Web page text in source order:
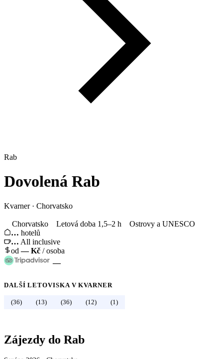
Rab
Dovolená Rab
Kvarner· Chorvatsko
Chorvatsko Letová doba 1,5–2 h
Ostrovy a UNESCO
… hotelů
… All inclusive
od—Kč / osoba
—
DALŠÍ LETOVISKA VKVARNER
(36) (13) (36) (12) (1)
Zájezdy do Rab